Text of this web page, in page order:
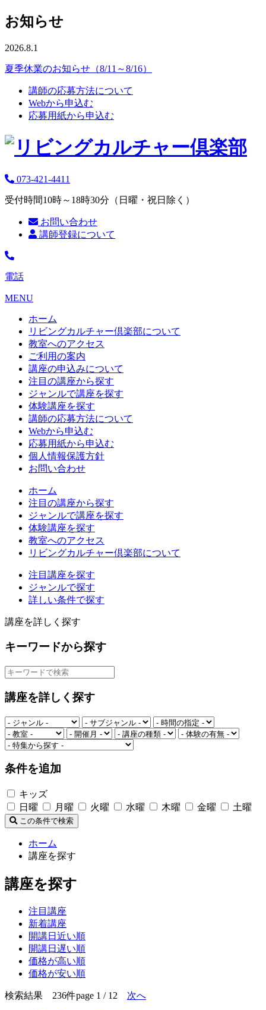
お知らせ
2026.8.1
夏季休業のお知らせ（8/11～8/16）
講師の応募方法について
Webから申込む
応募用紙から申込む
073-421-4411
受付時間10時～18時30分（日曜・祝日除く）
お問い合わせ
講師登録について
電話
MENU
ホーム
リビングカルチャー倶楽部について
教室へのアクセス
ご利用の案内
講座の申込みについて
注目の講座から探す
ジャンルで講座を探す
体験講座を探す
講師の応募方法について
Webから申込む
応募用紙から申込む
個人情報保護方針
お問い合わせ
ホーム
注目の講座から探す
ジャンルで講座を探す
体験講座を探す
教室へのアクセス
リビングカルチャー倶楽部について
注目講座を探す
ジャンルで探す
詳しい条件で探す
講座を詳しく探す
キーワードから探す
講座を詳しく探す
条件を追加
キッズ
日曜
月曜 火曜 水曜 木曜 金曜 土曜
この条件で検索
ホーム
講座を探す
講座を探す
注目講座
新着講座
開講日近い順
開講日遅い順
価格が高い順
価格が安い順
検索結果 236件page 1 / 12 次へ